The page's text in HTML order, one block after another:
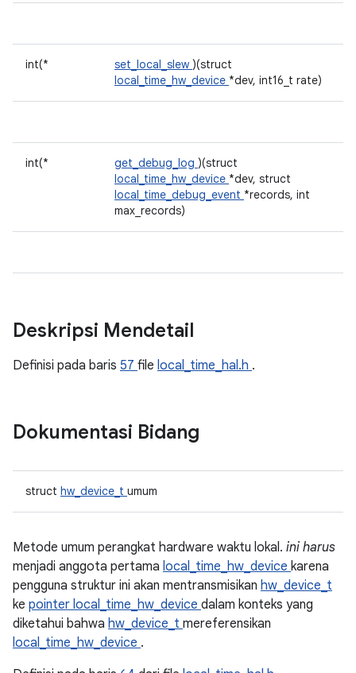
int(* set_local_slew )(struct
local_time_hw_device *dev, int16_t rate)
int(* get_debug_log )(struct
local_time_hw_device *dev, struct
local_time_debug_event *records, int
max_records)
Deskripsi Mendetail
Definisi pada baris 57 file local_time_hal.h .
Dokumentasi Bidang
struct hw_device_t umum
Metode umum perangkat hardware waktu lokal. ini harus
menjadi anggota pertama local_time_hw_device karena
pengguna struktur ini akan mentransmisikan hw_device_t
ke pointer local_time_hw_device dalam konteks yang
diketahui bahwa hw_device_t mereferensikan
local_time_hw_device .